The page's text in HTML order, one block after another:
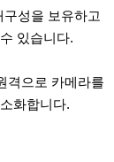
성을 보유하고
있습니다.
격으로 카메라를
화합니다.